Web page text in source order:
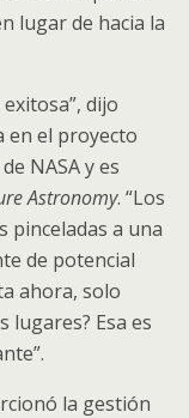
lugar de hacia la
dijo
en el proyecto
NASA y es
Astronomy. “Los
pinceladas a una
de potencial
ahora, solo
lugares? Esa es
la gestión